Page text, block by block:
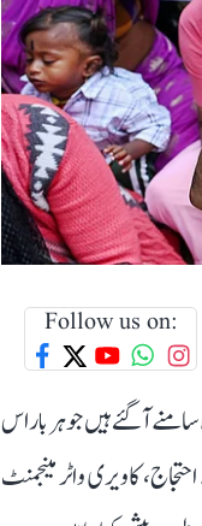
Follow us on:
آ گئے ہیں جو ہر بار اس
کاویری واٹر مینجمنٹ